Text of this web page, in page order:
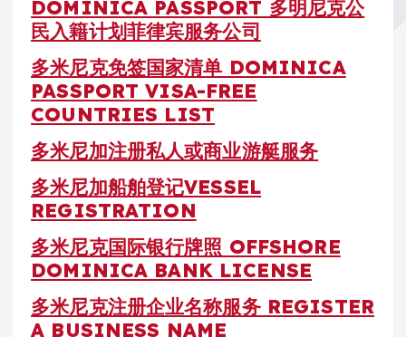
DOMINICA PASSPORT 多明尼克公
民入籍计划菲律宾服务公司
多米尼克免签国家清单 DOMINICA
PASSPORT VISA-FREE
COUNTRIES LIST
多米尼加注册私人或商业游艇服务
多米尼加船舶登记VESSEL
REGISTRATION
多米尼克国际银行牌照 OFFSHORE
DOMINICA BANK LICENSE
多米尼克注册企业名称服务 REGISTER
A BUSINESS NAME